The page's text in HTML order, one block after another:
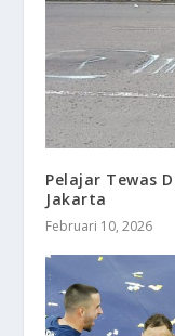
Pelajar Tewas
Jakarta
Februari 10, 2026